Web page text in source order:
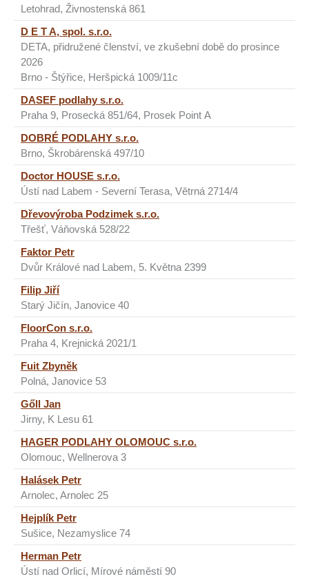
Letohrad, Živnostenská 861
D E T A, spol. s.r.o.
DETA, přidružené členství, ve zkušební době do prosince
2026
Brno - Štýřice, Heršpická 1009/11c
DASEF podlahy s.r.o.
Praha 9, Prosecká 851/64, Prosek Point A
DOBRÉ PODLAHY s.r.o.
Brno, Škrobárenská 497/10
Doctor HOUSE s.r.o.
Ústí nad Labem - Severní Terasa, Větrná 2714/4
Dřevovýroba Podzimek s.r.o.
Třešť, Váňovská 528/22
Faktor Petr
Dvůr Králové nad Labem, 5. Května 2399
Filip Jiří
Starý Jičín, Janovice 40
FloorCon s.r.o.
Praha 4, Krejnická 2021/1
Fuit Zbyněk
Polná, Janovice 53
Gőll Jan
Jirny, K Lesu 61
HAGER PODLAHY OLOMOUC s.r.o.
Olomouc, Wellnerova 3
Halásek Petr
Arnolec, Arnolec 25
Hejplík Petr
Sušice, Nezamyslice 74
Herman Petr
Ústí nad Orlicí, Mírové náměstí 90